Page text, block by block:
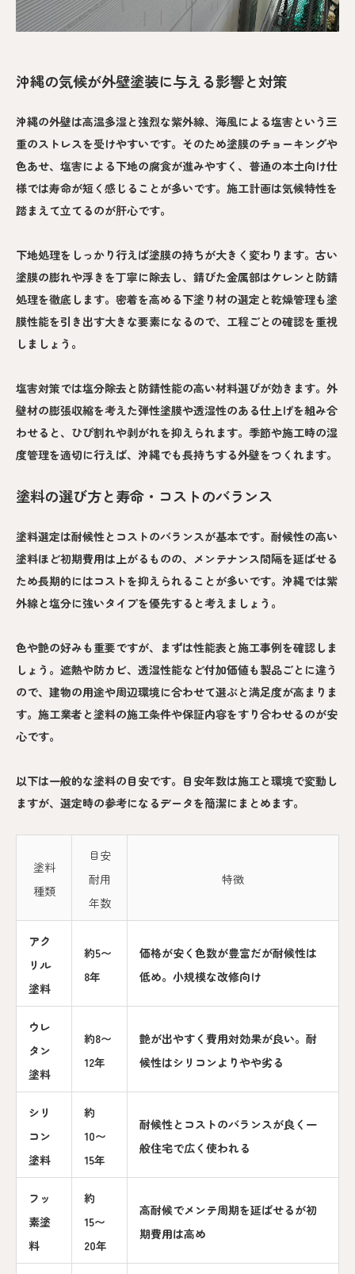
沖縄の気候が外壁塗装に与える影響と対策
沖縄の外壁は高温多湿と強烈な紫外線、海風による塩害という三
重のストレスを受けやすいです。そのため塗膜のチョーキングや
色あせ、塩害による下地の腐食が進みやすく、普通の本土向け仕
様では寿命が短く感じることが多いです。施工計画は気候特性を
踏まえて立てるのが肝心です。
下地処理をしっかり行えば塗膜の持ちが大きく変わります。古い
塗膜の膨れや浮きを丁寧に除去し、錆びた金属部はケレンと防錆
処理を徹底します。密着を高める下塗り材の選定と乾燥管理も塗
膜性能を引き出す大きな要素になるので、工程ごとの確認を重視
しましょう。
塩害対策では塩分除去と防錆性能の高い材料選びが効きます。外
壁材の膨張収縮を考えた弾性塗膜や透湿性のある仕上げを組み合
わせると、ひび割れや剥がれを抑えられます。季節や施工時の湿
度管理を適切に行えば、沖縄でも長持ちする外壁をつくれます。
塗料の選び方と寿命・コストのバランス
塗料選定は耐候性とコストのバランスが基本です。耐候性の高い
塗料ほど初期費用は上がるものの、メンテナンス間隔を延ばせる
ため長期的にはコストを抑えられることが多いです。沖縄では紫
外線と塩分に強いタイプを優先すると考えましょう。
色や艶の好みも重要ですが、まずは性能表と施工事例を確認しま
しょう。遮熱や防カビ、透湿性能など付加価値も製品ごとに違う
ので、建物の用途や周辺環境に合わせて選ぶと満足度が高まりま
す。施工業者と塗料の施工条件や保証内容をすり合わせるのが安
心です。
以下は一般的な塗料の目安です。目安年数は施工と環境で変動し
ますが、選定時の参考になるデータを簡潔にまとめます。
塗料
種類
目安
耐用
年数
特徴
アク
リル
塗料
約5〜
8年
価格が安く色数が豊富だが耐候性は
低め。小規模な改修向け
ウレ
タン
塗料
約8〜
12年
艶が出やすく費用対効果が良い。耐
候性はシリコンよりやや劣る
シリ
コン
塗料
約
10〜
15年
耐候性とコストのバランスが良く一
般住宅で広く使われる
フッ
素塗
料
約
15〜
20年
高耐候でメンテ周期を延ばせるが初
期費用は高め